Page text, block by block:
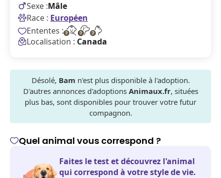
Sexe :Mâle
Race : Européen
Ententes :
Localisation : Canada
Désolé, Bam n'est plus disponible à l'adoption.
D'autres annonces d'adoptions Animaux.fr, situées
plus bas, sont disponibles pour trouver votre futur
compagnon.
Quel animal vous correspond ?
Faites le test et découvrez l'animal
qui correspond à votre style de vie.